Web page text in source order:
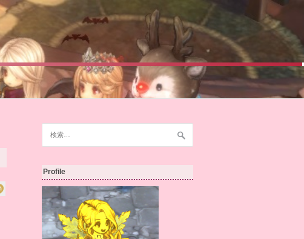
索:
Profile